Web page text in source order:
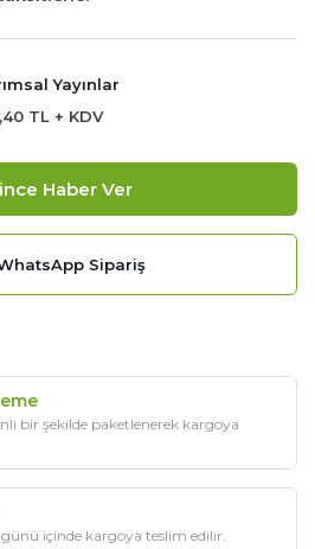
Yayınlar
TL + KDV
Haber Ver
Sipariş
bir şekilde paketlenerek kargoya
günü içinde kargoya teslim edilir.